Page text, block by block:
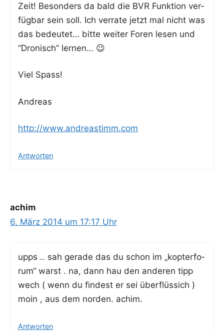
Zeit! Beson­ders da bald die BVR Funk­ti­on ver­
füg­bar sein soll. Ich ver­ra­te jetzt mal nicht was
das bedeu­tet… bit­te wei­ter Foren lesen und
“Dro­nisch” lernen… 😉
Viel Spass!
Andre­as
http://www.andreastimm.com
Antworten
achim
6. März 2014 um 17:17 Uhr
upps .. sah gera­de das du schon im „kop­ter­fo­
rum“ warst . na, dann hau den ande­ren tipp
wech ( wenn du fin­dest er sei über­flüs­sich )
moin , aus dem nor­den. achim.
Antworten